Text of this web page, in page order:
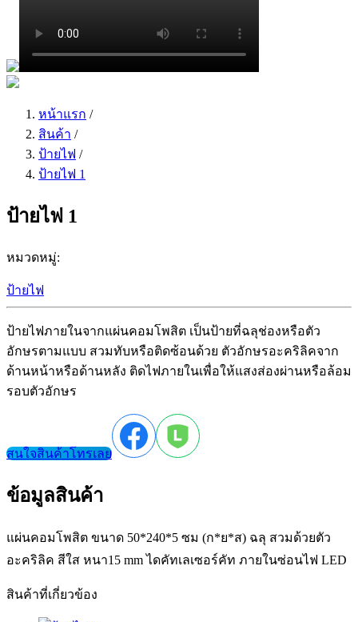
หน้าแรก /
สินค้า /
ป้ายไฟ /
ป้ายไฟ 1
ป้ายไฟ 1
หมวดหมู่:
ป้ายไฟ
ป้ายไฟภายในจากแผ่นคอมโพสิต เป็นป้ายที่ฉลุช่องหรือตัว
อักษรตามแบบ สวมทับหรือติดซ้อนด้วย ตัวอักษรอะคริลิคจาก
ด้านหน้าหรือด้านหลัง ติดไฟภายในเพื่อให้แสงส่องผ่านหรือล้อม
รอบตัวอักษร
สนใจสินค้าโทรเลย
ข้อมูลสินค้า
แผ่นคอมโพสิต ขนาด 50*240*5 ซม (ก*ย*ส) ฉลุ สวมด้วยตัว
อะคริลิค สีใส หนา15 mm ไดคัทเลเซอร์คัท ภายในซ่อนไฟ LED
สินค้าที่เกี่ยวข้อง